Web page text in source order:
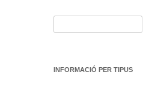
INFORMACIÓ PER TIPUS